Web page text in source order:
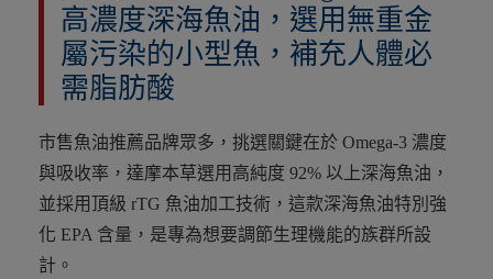
高濃度深海魚油，選用無重金
屬污染的小型魚，補充人體必
需脂肪酸
市售魚油推薦品牌眾多，挑選關鍵在於 Omega-3 濃度
與吸收率，達摩本草選用高純度 92% 以上深海魚油，
並採用頂級 rTG 魚油加工技術，這款深海魚油特別強
化 EPA 含量，是專為想要調節生理機能的族群所設
計。